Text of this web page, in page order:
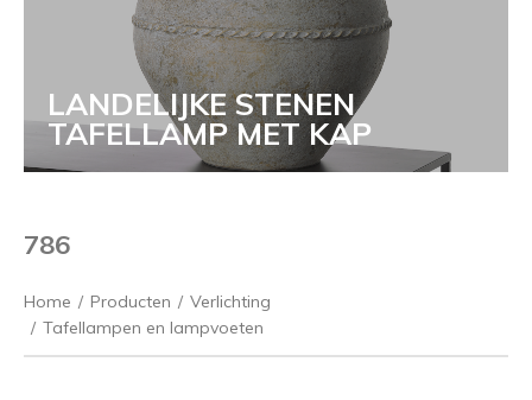
LANDELIJKE STENEN
TAFELLAMP MET KAP
786
Home / Producten / Verlichting
/ Tafellampen en lampvoeten